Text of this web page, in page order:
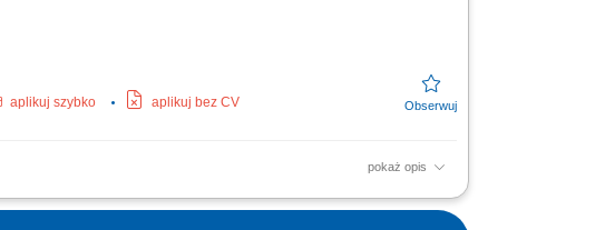
aplikuj szybko aplikuj bez CV
pokaż opis
Realizacja planowych remontów oraz dbanie o optymalny